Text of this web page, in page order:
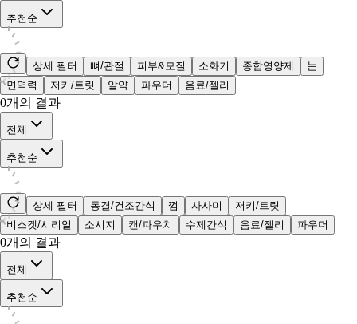
추천순
상세 필터 뼈/관절 피부&모질 소화기 종합영양제
눈
면역력
저키/트릿 알약 파우더 음료/젤리
0개의 결과
전체
추천순
상세 필터 동결/건조간식 껌 사사미
저키/트릿
비스켓/시리얼
소시지 캔/파우치 수제간식 음료/젤리 파우더
0개의 결과
전체
추천순